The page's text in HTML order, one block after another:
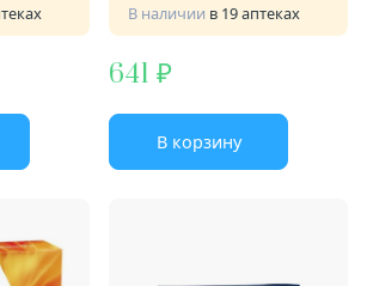
В наличии в 19 аптеках
641
В корзину